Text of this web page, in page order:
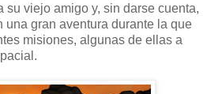
su viejo amigo y, sin darse cuenta,
una gran aventura durante la que
misiones, algunas de ellas a